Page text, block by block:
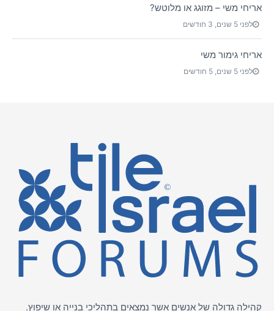
אריחי משי – מזוגג או מלוטש?
לפני 5 שנים, 3 חודשים
אריחי גימור משי
לפני 5 שנים, 5 חודשים
קהילה גדולה של אנשים אשר נמצאים בתהליכי בנייה או שיפוץ.